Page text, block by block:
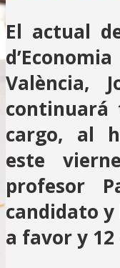
El actual
València,
continuará
cargo, al
este
profesor
candidato
a favor y 12